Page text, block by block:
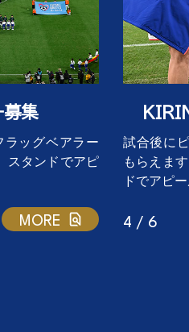
募集
ラッグベアラー
スタンドでアピ
MORE
試合後に
もらえま
ドでアピ
4 / 6